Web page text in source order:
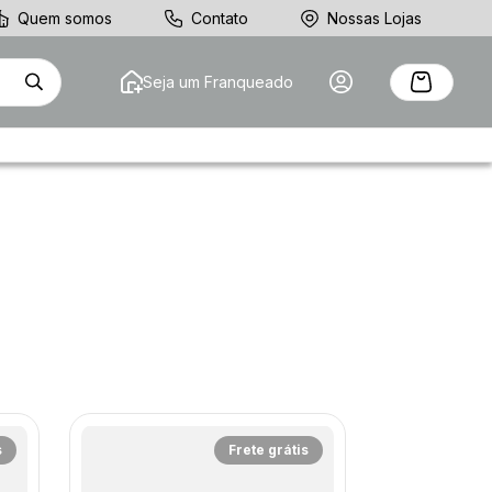
Quem somos Contato Nossas Lojas
Seja um Franqueado
Frete grátis